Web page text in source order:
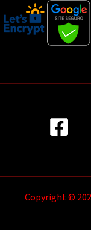
Copyright ©